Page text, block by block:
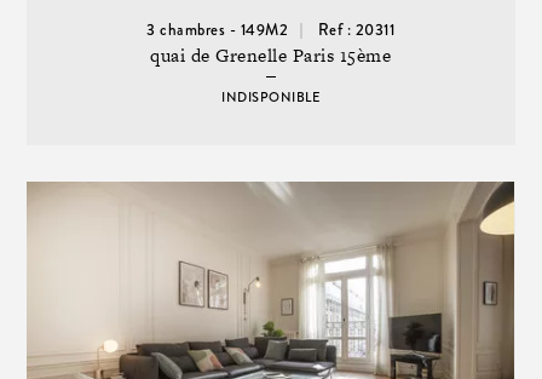
3 chambres - 149M2 Ref : 20311
quai de Grenelle Paris 15ème
INDISPONIBLE